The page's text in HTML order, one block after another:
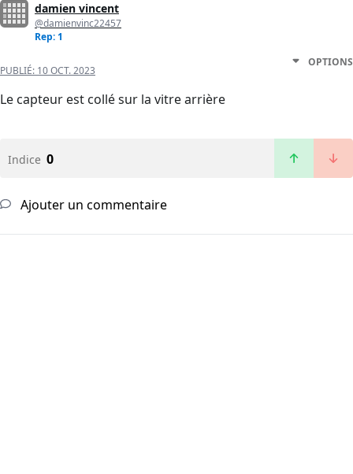
damien vincent
@damienvinc22457
Rep: 1
PUBLIÉ: 10 OCT. 2023
OPTIONS
Le capteur est collé sur la vitre arrière
Indice 0
Ajouter un commentaire